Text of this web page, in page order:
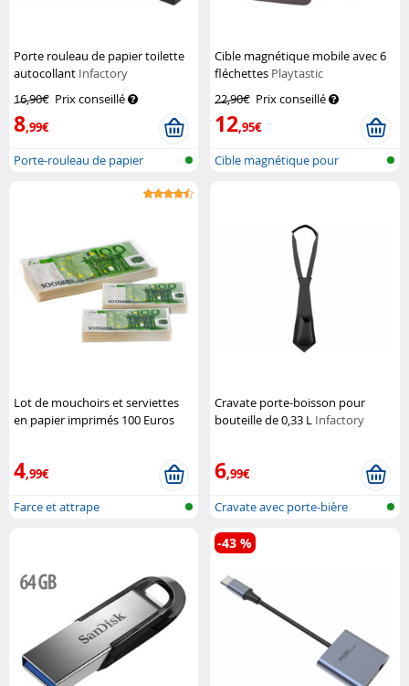
Porte rouleau de papier toilette
autocollant Infactory
16,90€ Prix conseillé
8,99€
Porte-rouleau de papier
Cible magnétique mobile avec 6
fléchettes Playtastic
22,90€ Prix conseillé
12,95€
Cible magnétique pour
Lot de mouchoirs et serviettes
en papier imprimés 100 Euros
4,99€
Farce et attrape
Cravate porte-boisson pour
bouteille de 0,33 L Infactory
6,99€
Cravate avec porte-bière
-43 %